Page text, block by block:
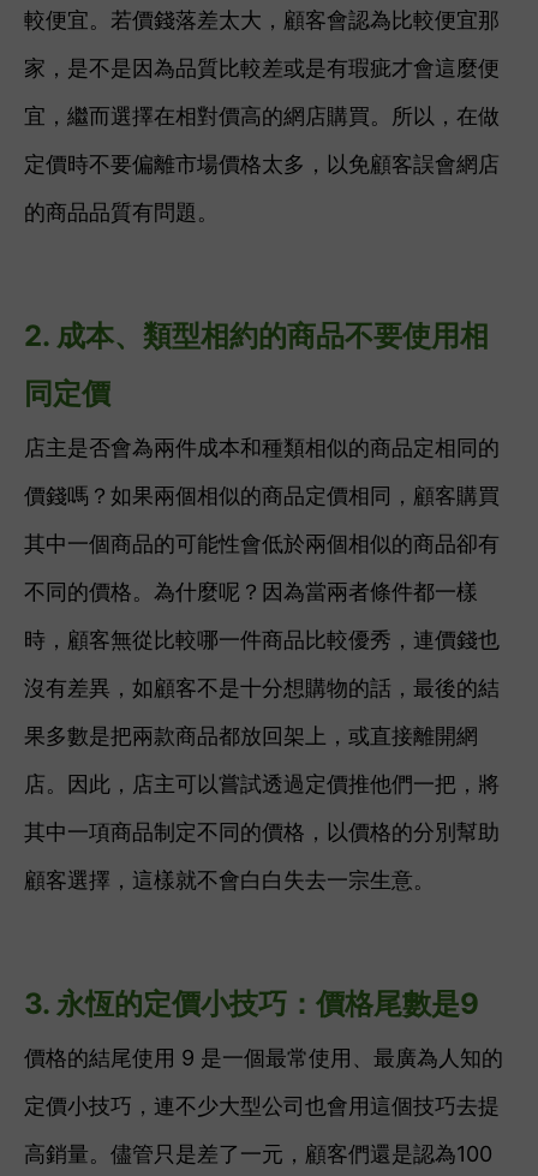
較便宜。若價錢落差太大，顧客會認為比較便宜那
家，是不是因為品質比較差或是有瑕疵才會這麼便
宜，繼而選擇在相對價高的網店購買。所以， 在做
定價時不要偏離市場價格太多，以免顧客誤會網店
的商品品質有問題。
2. 成本、類型相約的商品不要使用相
同定價
店主是否會為兩件成本和種類相似的商品定相同的
價錢嗎？如果兩個相似的商品定價相同，顧客購買
其中一個商品的可能性會低於兩個相似的商品卻有
不同的價格。為什麼呢？因為當兩者條件都一樣
時， 顧客無從比較哪一件商品比較優秀，連價錢也
沒有差異，如顧客不是十分想購物的話，最後的結
果多數是把兩款商品都放回架上，或直接離開網
店。因此，店主可以嘗試透過定價推他們一把，將
其中一項商品制定不同的價格，以價格的分別幫助
顧客選擇，這樣就不會白白失去一宗生意。
3. 永恆的定價小技巧：價格尾數是9
價格的結尾使用 9 是一個最常使用、最廣為人知的
定價小技巧，連不少大型公司也會用這個技巧去提
高銷量。儘管只是差了一元，顧客們還是認為100